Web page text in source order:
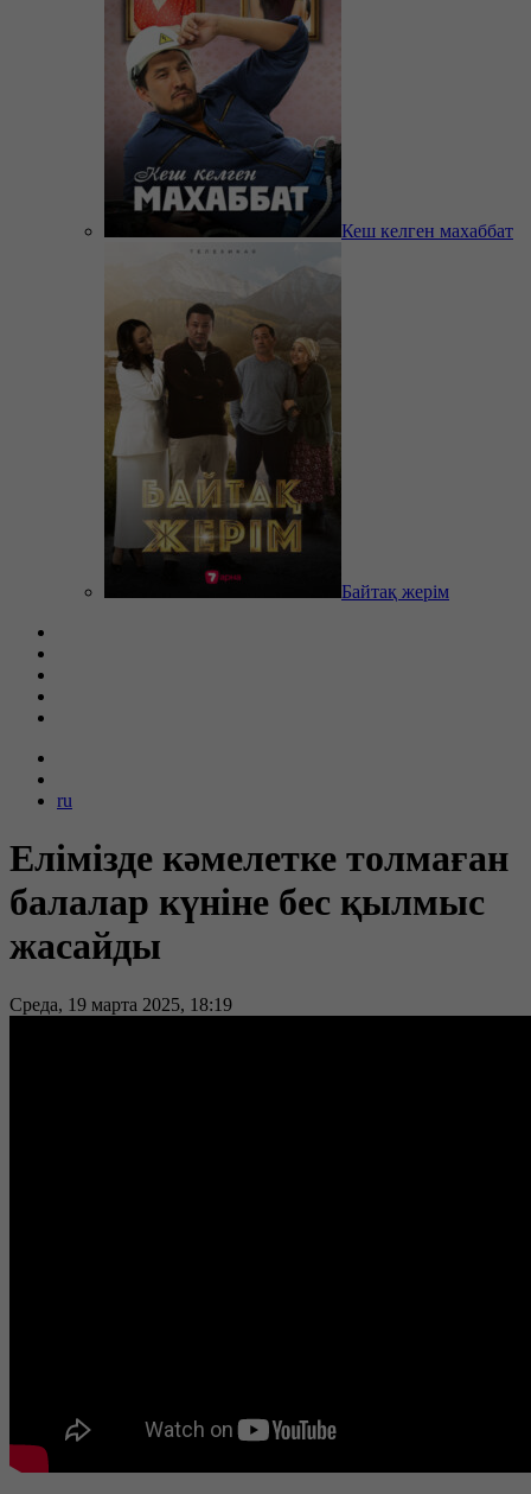
Кеш келген махаббат
Байтақ жерім
ru
Елімізде кәмелетке толмаған
балалар күніне бес қылмыс
жасайды
Среда, 19 марта 2025, 18:19